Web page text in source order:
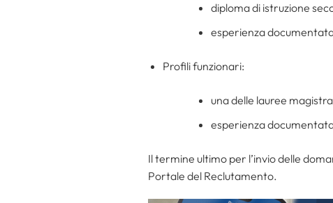
diploma di istruzione
esperienza
Profili funzionari:
una delle lauree
esperienza
Il termine ultimo per l’invio delle
Portale del Reclutamento.